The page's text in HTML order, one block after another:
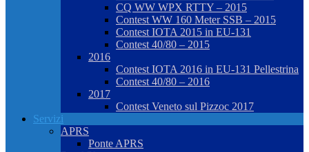
CQ WW WPX RTTY – 2015
Contest WW 160 Meter SSB – 2015
Contest IOTA 2015 in EU-131
Contest 40/80 – 2015
2016
Contest IOTA 2016 in EU-131 Pellestrina
Contest 40/80 – 2016
2017
Contest Veneto sul Pizzoc 2017
Servizi
APRS
Ponte APRS